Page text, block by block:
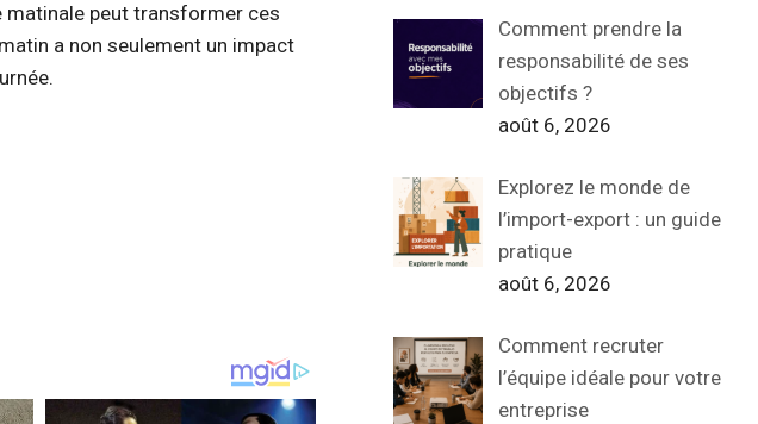
matinale peut transformer ces
a non seulement un impact
Comment prendre la
responsabilité de ses
objectifs ?
août 6, 2026
Explorez le monde de
l’import-export : un guide
pratique
août 6, 2026
Comment recruter
l’équipe idéale pour votre
entreprise